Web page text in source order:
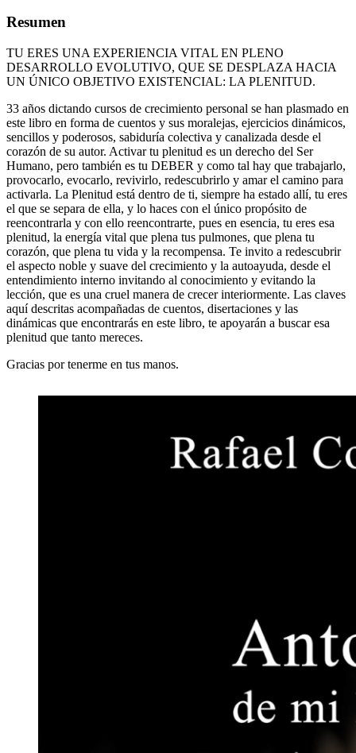
Resumen
TU ERES UNA EXPERIENCIA VITAL EN PLENO
DESARROLLO EVOLUTIVO, QUE SE DESPLAZA HACIA
UN ÚNICO OBJETIVO EXISTENCIAL: LA PLENITUD.
33 años dictando cursos de crecimiento personal se han plasmado en
este libro en forma de cuentos y sus moralejas, ejercicios dinámicos,
sencillos y poderosos, sabiduría colectiva y canalizada desde el
corazón de su autor. Activar tu plenitud es un derecho del Ser
Humano, pero también es tu DEBER y como tal hay que trabajarlo,
provocarlo, evocarlo, revivirlo, redescubrirlo y amar el camino para
activarla. La Plenitud está dentro de ti, siempre ha estado allí, tu eres
el que se separa de ella, y lo haces con el único propósito de
reencontrarla y con ello reencontrarte, pues en esencia, tu eres esa
plenitud, la energía vital que plena tus pulmones, que plena tu
corazón, que plena tu vida y la recompensa. Te invito a redescubrir
el aspecto noble y suave del crecimiento y la autoayuda, desde el
entendimiento interno invitando al conocimiento y evitando la
lección, que es una cruel manera de crecer interiormente. Las claves
aquí descritas acompañadas de cuentos, disertaciones y las
dinámicas que encontrarás en este libro, te apoyarán a buscar esa
plenitud que tanto mereces.
Gracias por tenerme en tus manos.